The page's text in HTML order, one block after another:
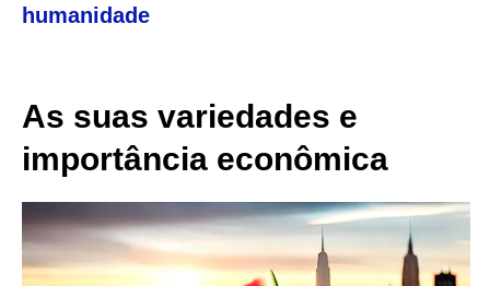
humanidade
As suas variedades e
importância econômica